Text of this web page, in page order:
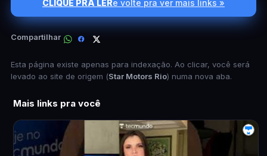
CLIQUE PRA LERe volte pra ver mais links »
Compartilhar
Esta página existe apenas para indexação. Ao clicar, você será
levado ao site de origem (Star Motors Rio) numa nova aba.
Mais links pra você